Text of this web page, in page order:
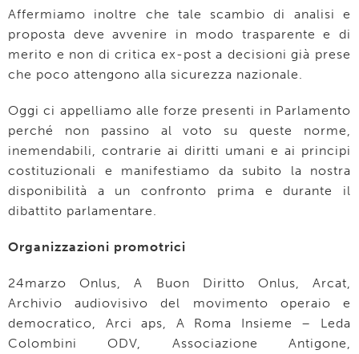
Affermiamo inoltre che tale scambio di analisi e
proposta deve avvenire in modo trasparente e di
merito e non di critica ex-post a decisioni già prese
che poco attengono alla sicurezza nazionale.
Oggi ci appelliamo alle forze presenti in Parlamento
perché non passino al voto su queste norme,
inemendabili, contrarie ai diritti umani e ai principi
costituzionali e manifestiamo da subito la nostra
disponibilità a un confronto prima e durante il
dibattito parlamentare.
Organizzazioni promotrici
24marzo Onlus, A Buon Diritto Onlus, Arcat,
Archivio audiovisivo del movimento operaio e
democratico, Arci aps, A Roma Insieme – Leda
Colombini ODV, Associazione Antigone,